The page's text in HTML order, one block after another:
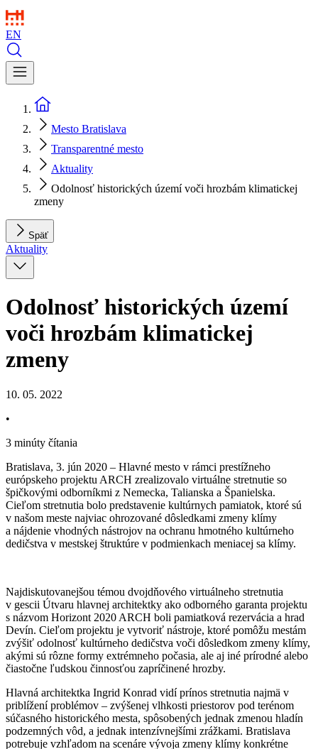
EN
Mesto Bratislava
Transparentné mesto
Aktuality
Odolnosť historických území voči hrozbám klimatickej
zmeny
Späť
Aktuality
Odolnosť historických území
voči hrozbám klimatickej
zmeny
10. 05. 2022
•
3 minúty čítania
Bratislava, 3. jún 2020 – Hlavné mesto v rámci prestížneho
európskeho projektu ARCH zrealizovalo virtuálne stretnutie so
špičkovými odborníkmi z Nemecka, Talianska a Španielska.
Cieľom stretnutia bolo predstavenie kultúrnych pamiatok, ktoré sú
v našom meste najviac ohrozované dôsledkami zmeny klímy
a nájdenie vhodných nástrojov na ochranu hmotného kultúrneho
dedičstva v mestskej štruktúre v podmienkach meniacej sa klímy.
Najdiskutovanejšou témou dvojdňového virtuálneho stretnutia
v gescii Útvaru hlavnej architektky ako odborného garanta projektu
s názvom Horizont 2020 ARCH boli pamiatková rezervácia a hrad
Devín. Cieľom projektu je vytvoriť nástroje, ktoré pomôžu mestám
zvýšiť odolnosť kultúrneho dedičstva voči dôsledkom zmeny klímy,
akými sú rôzne formy extrémneho počasia, ale aj iné prírodné alebo
čiastočne ľudskou činnosťou zapríčinené hrozby.
Hlavná architektka Ingrid Konrad vidí prínos stretnutia najmä v
priblížení problémov – zvýšenej vlhkosti priestorov pod terénom
súčasného historického mesta, spôsobených jednak zmenou hladín
podzemných vôd, a jednak intenzívnejšími zrážkami. Bratislava
potrebuje vzhľadom na scenáre vývoja zmeny klímy konkrétne